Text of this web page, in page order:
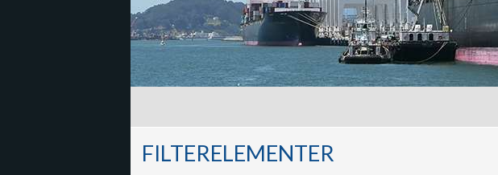
FILTERELEMENTER